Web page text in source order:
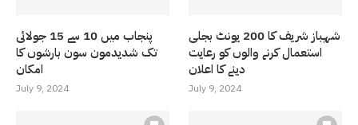
پنجاب میں 10 سے 15 جولائی
تک شدیدمون سون بارشوں کا
امکان
July 9, 2024
شہباز شریف کا 200 یونٹ بجلی
استعمال کرنے والوں کو رعایت
دینے کا اعلان
July 9, 2024